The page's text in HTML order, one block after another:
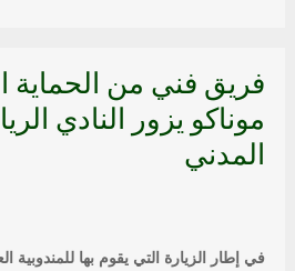
فريق فني من الحماية
موناكو يزور النادي
المدني
في إطار الزيارة التي يقوم بها للمندوبية